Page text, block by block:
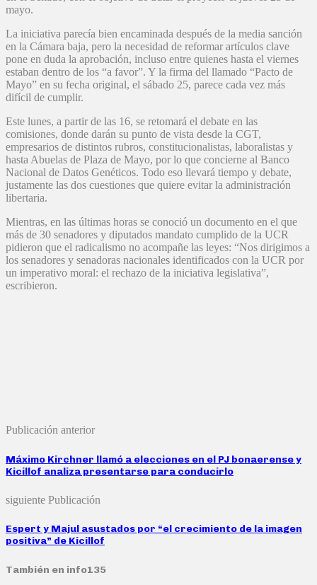
mayo.
La iniciativa parecía bien encaminada después de la media sanción
en la Cámara baja, pero la necesidad de reformar artículos clave
pone en duda la aprobación, incluso entre quienes hasta el viernes
estaban dentro de los “a favor”. Y la firma del llamado “Pacto de
Mayo” en su fecha original, el sábado 25, parece cada vez más
difícil de cumplir.
Este lunes, a partir de las 16, se retomará el debate en las
comisiones, donde darán su punto de vista desde la CGT,
empresarios de distintos rubros, constitucionalistas, laboralistas y
hasta Abuelas de Plaza de Mayo, por lo que concierne al Banco
Nacional de Datos Genéticos. Todo eso llevará tiempo y debate,
justamente las dos cuestiones que quiere evitar la administración
libertaria.
Mientras, en las últimas horas se conoció un documento en el que
más de 30 senadores y diputados mandato cumplido de la UCR
pidieron que el radicalismo no acompañe las leyes: “Nos dirigimos a
los senadores y senadoras nacionales identificados con la UCR por
un imperativo moral: el rechazo de la iniciativa legislativa”,
escribieron.
Publicación anterior
Máximo Kirchner llamó a elecciones en el PJ bonaerense y
Kicillof analiza presentarse para conducirlo
siguiente Publicación
Espert y Majul asustados por “el crecimiento de la imagen
positiva” de Kicillof
También en info135